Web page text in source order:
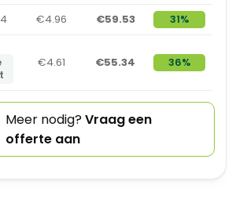
€4.96 €59.53
31%
€4.61 €55.34 36%
Meer nodig?Vraag een
offerte aan